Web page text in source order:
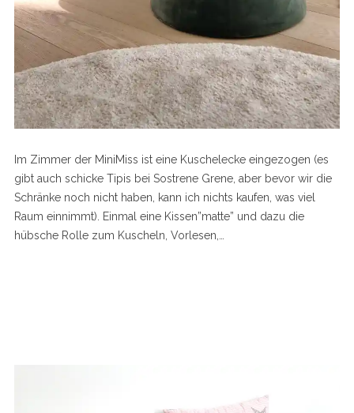
Im Zimmer der MiniMiss ist eine Kuschelecke eingezogen (es
gibt auch schicke Tipis bei Sostrene Grene, aber bevor wir die
Schränke noch nicht haben, kann ich nichts kaufen, was viel
Raum einnimmt). Einmal eine Kissen”matte” und dazu die
hübsche Rolle zum Kuscheln, Vorlesen,…